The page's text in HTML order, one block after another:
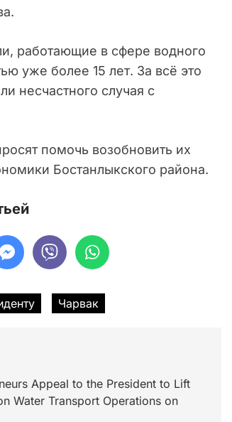
работающие в сфере водного
уже более 15 лет. За всё это
несчастного случая с
помочь возобновить их
Бостанлыкского района.
Чарвак
Appeal to the President to Lift
Water Transport Operations on